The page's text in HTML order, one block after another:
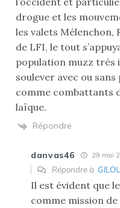
drogue et les
les valets Mélenchon,
de LFI, le tout
population muzz très
soulever avec ou
comme combattants
laïque.
Répondre
danvas46 29 mai
Répondre à
Il est évident que
comme mission